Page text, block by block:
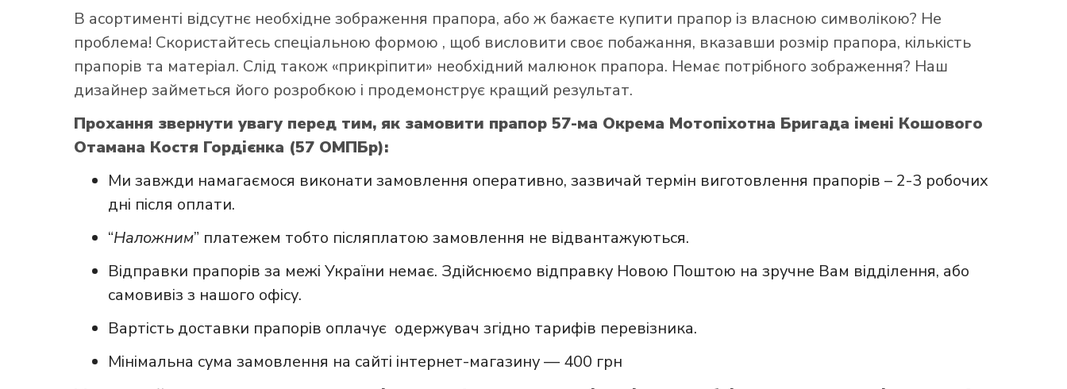
В асортименті відсутнє необхідне зображення прапора, або ж бажаєте купити прапор із власною символікою? Не
проблема! Скористайтесь спеціальною формою , щоб висловити своє побажання, вказавши розмір прапора, кількість
прапорів та матеріал. Слід також «прикріпити» необхідний малюнок прапора. Немає потрібного зображення? Наш
дизайнер займеться його розробкою і продемонструє кращий результат.
Прохання звернути увагу перед тим, як замовити прапор 57-ма Окрема Мотопіхотна Бригада імені Кошового
Отамана Костя Гордієнка (57 ОМПБр):
Ми завжди намагаємося виконати замовлення оперативно, зазвичай термін виготовлення прапорів – 2-3 робочих
дні після оплати.
“Наложним” платежем тобто післяплатою замовлення не відвантажуються.
Відправки прапорів за межі України немає. Здійснюємо відправку Новою Поштою на зручне Вам відділення, або
самовивіз з нашого офісу.
Вартість доставки прапорів оплачує одержувач згідно тарифів перевізника.
Мінімальна сума замовлення на сайті інтернет-магазину — 400 грн